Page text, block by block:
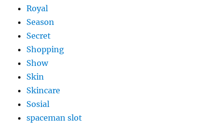
Royal
Season
Secret
Shopping
Show
Skin
Skincare
Sosial
spaceman slot